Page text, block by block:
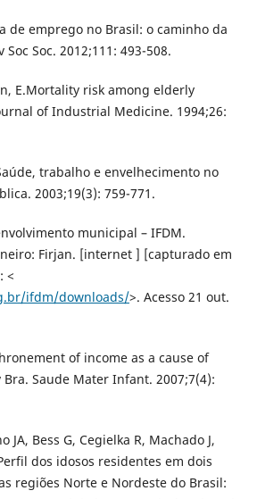
de emprego no Brasil: o caminho da
Soc. 2012;111: 493-508.
E.Mortality risk among elderly
of Industrial Medicine. 1994;26:
trabalho e envelhecimento no
2003;19(3): 759-771.
municipal – IFDM.
Firjan. [internet ] [capturado em
<
ifdm/downloads/>. Acesso 21 out.
of income as a cause of
Bra. Saude Mater Infant. 2007;7(4):
JA, Bess G, Cegielka R, Machado J,
dos idosos residentes em dois
regiões Norte e Nordeste do Brasil: